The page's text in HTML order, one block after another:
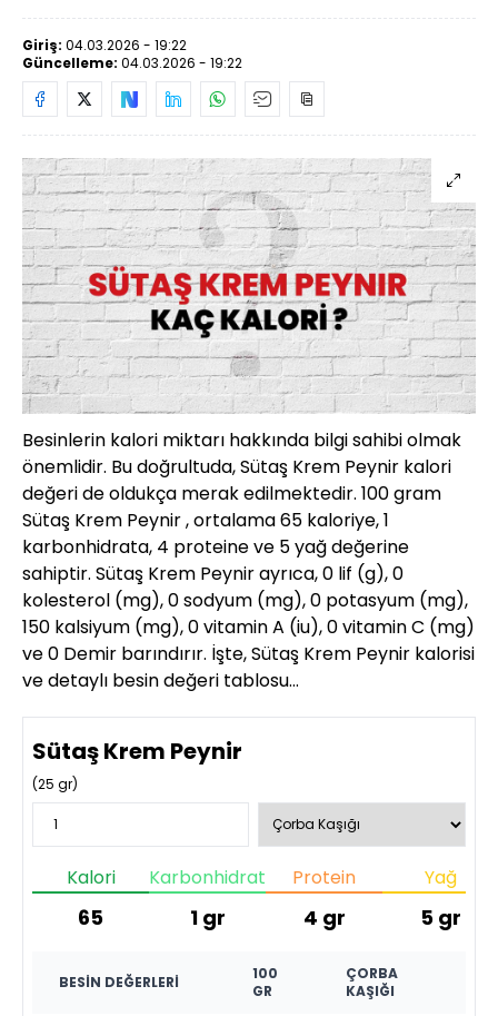
Giriş: 04.03.2026 - 19:22
Güncelleme: 04.03.2026 - 19:22
Besinlerin kalori miktarı hakkında bilgi sahibi olmak
önemlidir. Bu doğrultuda, Sütaş Krem Peynir kalori
değeri de oldukça merak edilmektedir. 100 gram
Sütaş Krem Peynir , ortalama 65 kaloriye, 1
karbonhidrata, 4 proteine ve 5 yağ değerine
sahiptir. Sütaş Krem Peynir ayrıca, 0 lif (g), 0
kolesterol (mg), 0 sodyum (mg), 0 potasyum (mg),
150 kalsiyum (mg), 0 vitamin A (iu), 0 vitamin C (mg)
ve 0 Demir barındırır. İşte, Sütaş Krem Peynir kalorisi
ve detaylı besin değeri tablosu…
Sütaş Krem Peynir
(25 gr)
Kalori
65
Karbonhidrat
1gr
Protein
4 gr
Yağ
5 gr
BESIN DEĞERLERI
100
GR
ÇORBA
KAŞIĞI